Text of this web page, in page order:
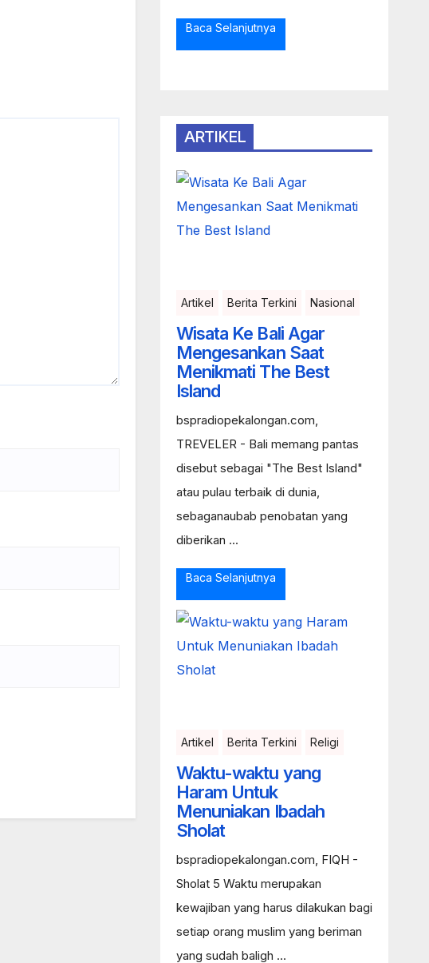
Baca Selanjutnya
ARTIKEL
Artikel Berita Terkini Nasional
Wisata Ke Bali Agar
Mengesankan Saat
Menikmati The Best
Island
bspradiopekalongan.com,
TREVELER - Bali memang pantas
disebut sebagai "The Best Island"
atau pulau terbaik di dunia,
sebaganaubab penobatan yang
diberikan ...
Baca Selanjutnya
Artikel Berita Terkini Religi
Waktu-waktu yang
Haram Untuk
Menuniakan Ibadah
Sholat
bspradiopekalongan.com, FIQH -
Sholat 5 Waktu merupakan
kewajiban yang harus dilakukan bagi
setiap orang muslim yang beriman
yang sudah baligh ...